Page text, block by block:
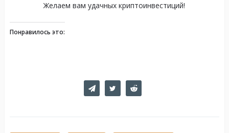
Желаем вам удачных криптоинвестиций!
Понравилось это: